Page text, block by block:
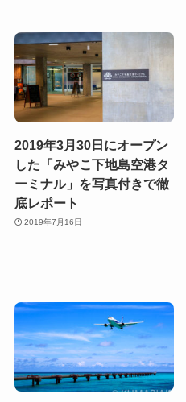
2019年3月30日にオープン
した「みやこ下地島空港タ
ーミナル」を写真付きで徹
底レポート
2019年7月16日